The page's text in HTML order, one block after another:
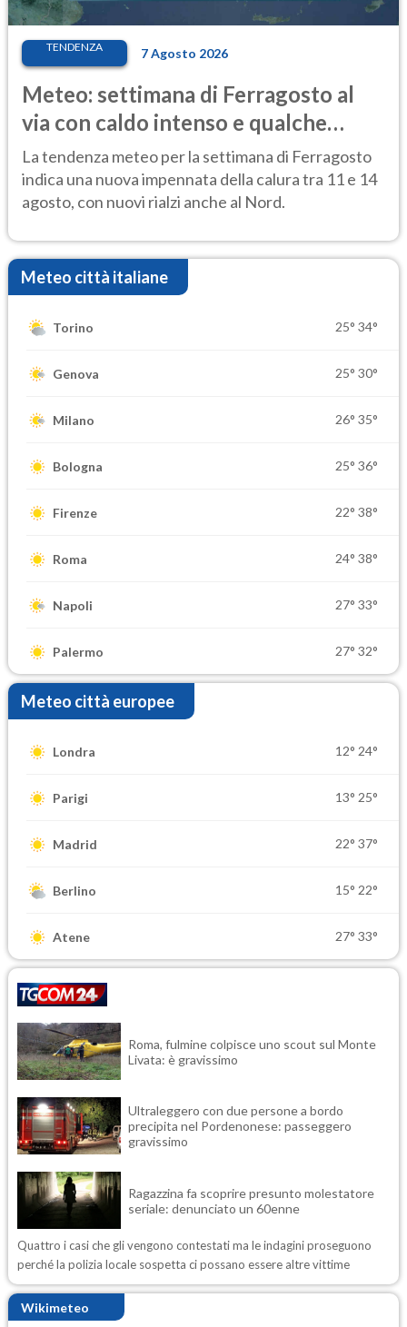
TENDENZA 7 Agosto 2026
Meteo: settimana di Ferragosto al
via con caldo intenso e qualche
temporale
La tendenza meteo per la settimana di Ferragosto
indica una nuova impennata della calura tra 11 e 14
agosto, con nuovi rialzi anche al Nord.
Meteo città italiane
Torino 25° 34°
Genova 25° 30°
Milano 26° 35°
Bologna 25° 36°
Firenze 22° 38°
Roma 24° 38°
Napoli 27° 33°
Palermo 27° 32°
Meteo città europee
Londra 12° 24°
Parigi 13° 25°
Madrid 22° 37°
Berlino 15° 22°
Atene 27° 33°
Roma, fulmine colpisce uno scout sul Monte
Livata: è gravissimo
Ultraleggero con due persone a bordo
precipita nel Pordenonese: passeggero
gravissimo
Ragazzina fa scoprire presunto molestatore
seriale: denunciato un 60enne
Quattro i casi che gli vengono contestati ma le indagini proseguono
perché la polizia locale sospetta ci possano essere altre vittime
Wikimeteo